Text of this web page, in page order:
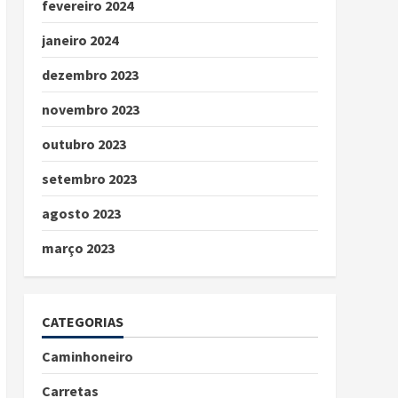
fevereiro 2024
janeiro 2024
dezembro 2023
novembro 2023
outubro 2023
setembro 2023
agosto 2023
março 2023
CATEGORIAS
Caminhoneiro
Carretas